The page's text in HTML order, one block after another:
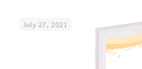
July 27, 2021